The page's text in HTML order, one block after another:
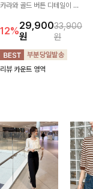
카라와 골드 버튼 디테일이 세
입니다. 세로 골지 짜임이 슬림
한 실루엣을 연출해 단정하면
서도 여성스러운 무드를 완성
해드려요.
12%29,900
원
33,900
원
리뷰 카운트 영역